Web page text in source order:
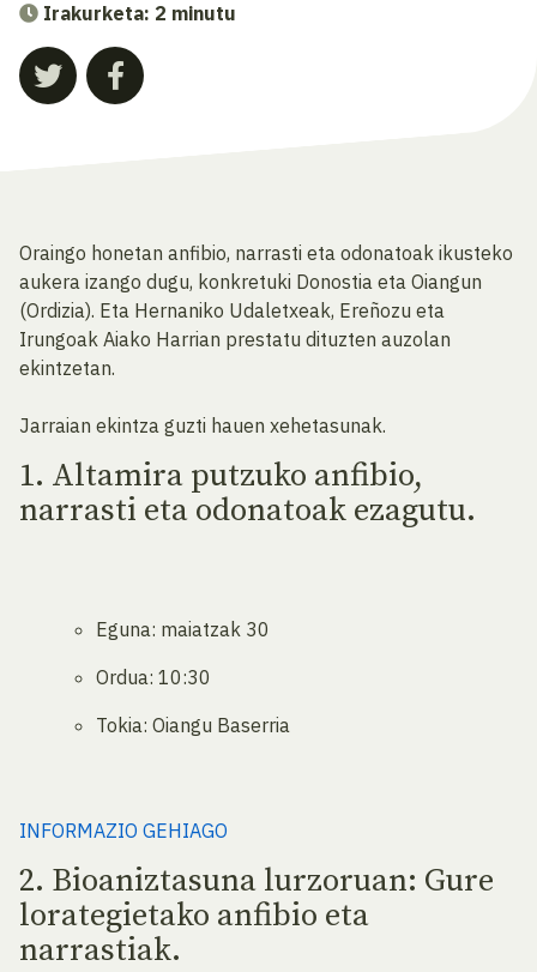
Irakurketa: 2 minutu
Oraingo honetan anfibio, narrasti eta odonatoak ikusteko
aukera izango dugu, konkretuki Donostia eta Oiangun
(Ordizia). Eta Hernaniko Udaletxeak, Ereñozu eta
Irungoak Aiako Harrian prestatu dituzten auzolan
ekintzetan.
Jarraian ekintza guzti hauen xehetasunak.
1. Altamira putzuko anfibio,
narrasti eta odonatoak ezagutu.
Eguna: maiatzak 30
Ordua: 10:30
Tokia: Oiangu Baserria
INFORMAZIO GEHIAGO
2. Bioaniztasuna lurzoruan: Gure
lorategietako anfibio eta
narrastiak.